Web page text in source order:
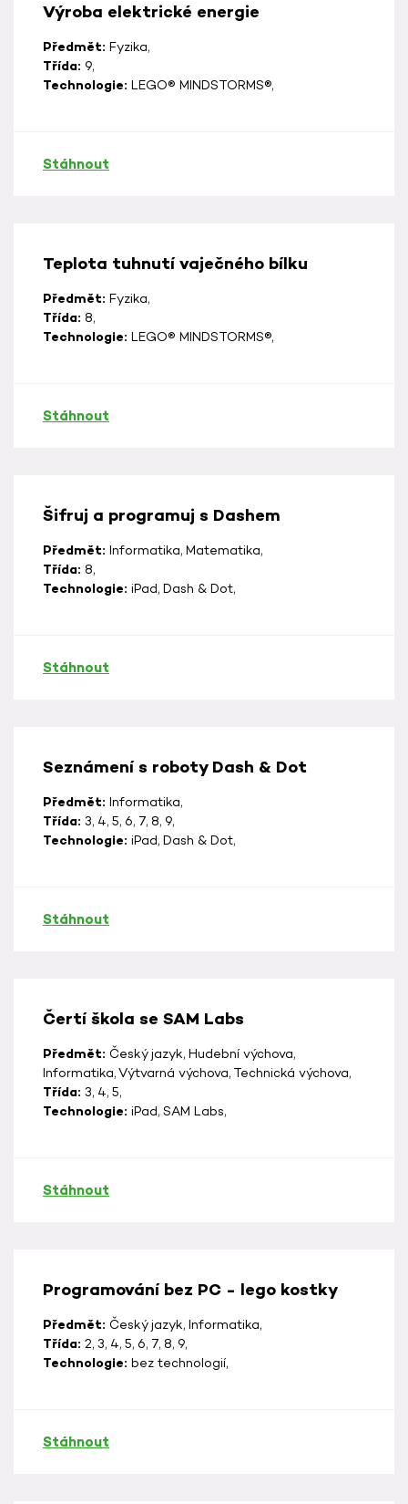
Výroba elektrické energie
Předmět: Fyzika,
Třída: 9,
Technologie: LEGO® MINDSTORMS®,
Stáhnout
Teplota tuhnutí vaječného bílku
Předmět: Fyzika,
Třída: 8,
Technologie: LEGO® MINDSTORMS®,
Stáhnout
Šifruj a programuj s Dashem
Předmět: Informatika, Matematika,
Třída: 8,
Technologie: iPad, Dash & Dot,
Stáhnout
Seznámení s roboty Dash & Dot
Předmět: Informatika,
Třída: 3, 4, 5, 6, 7, 8, 9,
Technologie: iPad, Dash & Dot,
Stáhnout
Čertí škola se SAM Labs
Předmět: Český jazyk, Hudební výchova,
Informatika, Výtvarná výchova, Technická výchova,
Třída: 3, 4, 5,
Technologie: iPad, SAM Labs,
Stáhnout
Programování bez PC - lego kostky
Předmět: Český jazyk, Informatika,
Třída: 2, 3, 4, 5, 6, 7, 8, 9,
Technologie: bez technologií,
Stáhnout